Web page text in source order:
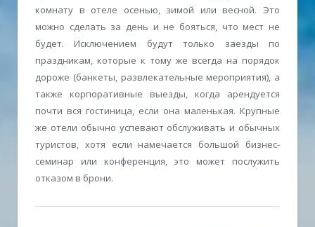
комнату в отеле осенью, зимой или весной. Это
можно сделать за день и не бояться, что мест не
будет. Исключением будут только заезды по
праздникам, которые к тому же всегда на порядок
дороже (банкеты, развлекательные мероприятия), а
также корпоративные выезды, когда арендуется
почти вся гостиница, если она маленькая. Крупные
же отели обычно успевают обслуживать и обычных
туристов, хотя если намечается большой бизнес-
семинар или конференция, это может послужить
отказом в брони.